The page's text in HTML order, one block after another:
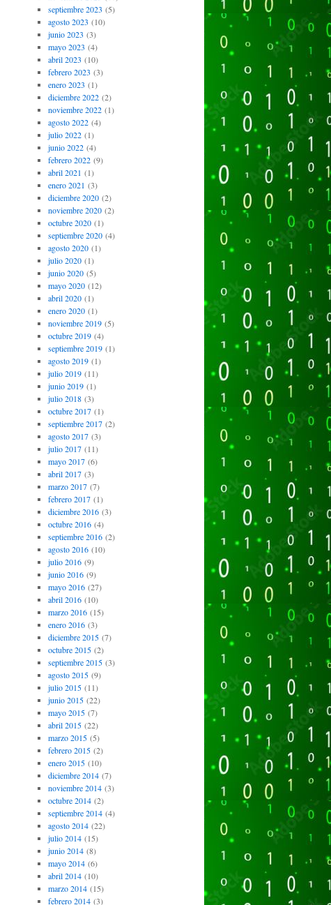
done
septiembre 2023 (5)
agosto 2023 (10)
junio 2023 (3)
mayo 2023 (4)
abril 2023 (10)
febrero 2023 (3)
enero 2023 (1)
diciembre 2022(2)
noviembre 2022(1)
agosto 2022(4)
julio 2022(1)
junio 2022(4)
febrero 2022(9)
abril 2021 (1)
enero 2021 (3)
diciembre 2020(2)
noviembre 2020(2)
octubre 2020(1)
septiembre 2020(4)
agosto 2020(1)
julio 2020(1)
junio 2020(5)
mayo 2020(12)
abril 2020(1)
enero 2020(1)
noviembre 2019(5)
octubre 2019(4)
septiembre 2019(1)
agosto 2019(1)
julio 2019(11)
junio 2019(1)
julio 2018(3)
octubre 2017(1)
septiembre 2017(2)
agosto 2017(3)
julio 2017(11)
mayo 2017(6)
abril 2017(3)
marzo 2017(7)
febrero 2017(1)
diciembre 2016(3)
octubre 2016(4)
septiembre 2016(2)
agosto 2016(10)
julio 2016(9)
junio 2016(9)
mayo 2016(27)
abril 2016(10)
marzo 2016(15)
enero 2016(3)
diciembre 2015(7)
octubre 2015(2)
septiembre 2015(3)
agosto 2015(9)
julio 2015(11)
junio 2015(22)
mayo 2015(7)
abril 2015(22)
marzo 2015(5)
febrero 2015(2)
enero 2015(10)
diciembre 2014(7)
noviembre 2014(3)
octubre 2014(2)
septiembre 2014(4)
agosto 2014(22)
julio 2014(15)
junio 2014(8)
mayo 2014(6)
abril 2014(10)
marzo 2014(15)
febrero 2014(3)